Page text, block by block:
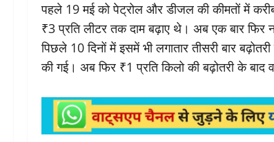
पहले 19 मई को पेट्रोल और डीजल की कीमतों में
₹3 प्रति लीटर तक दाम बढ़ाए थे। अब एक बार फिर
पिछले 10 दिनों में इसमें भी लगातार तीसरी बार
की गई। अब फिर ₹1 प्रति किलो की बढ़ोतरी के बाद